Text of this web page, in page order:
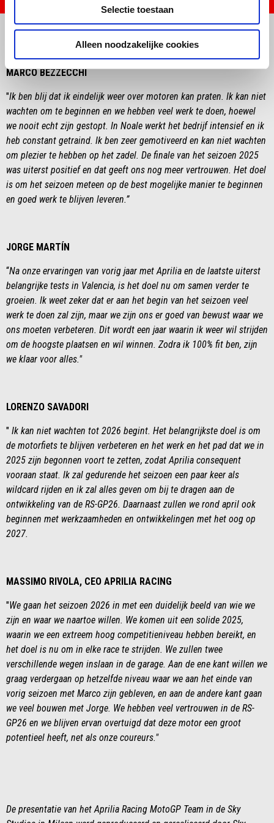
Selectie toestaan
Alleen noodzakelijke cookies
Item
Item
MARCO BEZZECCHI
"Ik ben blij dat ik eindelijk weer over motoren kan praten. Ik kan niet
wachten om te beginnen en we hebben veel werk te doen, hoewel
we nooit echt zijn gestopt. In Noale werkt het bedrijf intensief en ik
heb constant getraind. Ik ben zeer gemotiveerd en kan niet wachten
om plezier te hebben op het zadel. De finale van het seizoen 2025
was uiterst positief en dat geeft ons nog meer vertrouwen. Het doel
is om het seizoen meteen op de best mogelijke manier te beginnen
en goed werk te blijven leveren.”
JORGE MARTÍN
“Na onze ervaringen van vorig jaar met Aprilia en de laatste uiterst
belangrijke tests in Valencia, is het doel nu om samen verder te
groeien. Ik weet zeker dat er aan het begin van het seizoen veel
werk te doen zal zijn, maar we zijn ons er goed van bewust waar we
ons moeten verbeteren. Dit wordt een jaar waarin ik weer wil strijden
om de hoogste plaatsen en wil winnen. Zodra ik 100% fit ben, zijn
we klaar voor alles."
LORENZO SAVADORI
" Ik kan niet wachten tot 2026 begint. Het belangrijkste doel is om
de motorfiets te blijven verbeteren en het werk en het pad dat we in
2025 zijn begonnen voort te zetten, zodat Aprilia consequent
vooraan staat. Ik zal gedurende het seizoen een paar keer als
wildcard rijden en ik zal alles geven om bij te dragen aan de
ontwikkeling van de RS-GP26. Daarnaast zullen we rond april ook
beginnen met werkzaamheden en ontwikkelingen met het oog op
2027.
MASSIMO RIVOLA, CEO APRILIA RACING
"We gaan het seizoen 2026 in met een duidelijk beeld van wie we
zijn en waar we naartoe willen. We komen uit een solide 2025,
waarin we een extreem hoog competitieniveau hebben bereikt, en
het doel is nu om in elke race te strijden. We zullen twee
verschillende wegen inslaan in de garage. Aan de ene kant willen we
graag verdergaan op hetzelfde niveau waar we aan het einde van
vorig seizoen met Marco zijn gebleven, en aan de andere kant gaan
we veel bouwen met Jorge. We hebben veel vertrouwen in de RS-
GP26 en we blijven ervan overtuigd dat deze motor een groot
potentieel heeft, net als onze coureurs."
De presentatie van het Aprilia Racing MotoGP Team in de Sky